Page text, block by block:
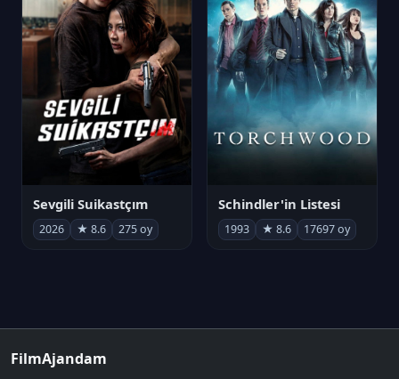
Sevgili Suikastçım
2026 ★ 8.6 275 oy
Schindler'in Listesi
1993 ★ 8.6 17697 oy
FilmAjandam